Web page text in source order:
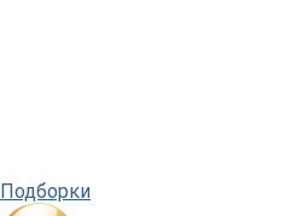
Подборки